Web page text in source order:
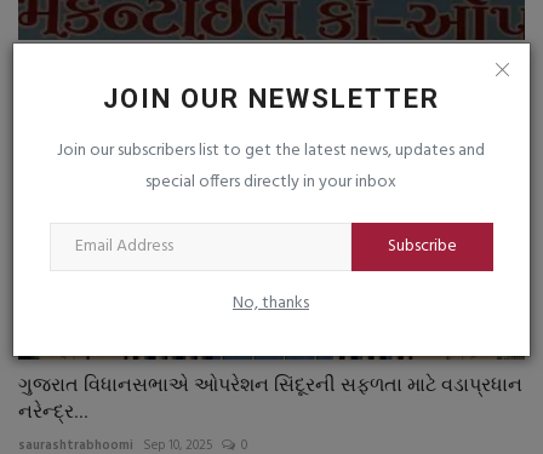
JOIN OUR NEWSLETTER
Join our subscribers list to get the latest news, updates and
special offers directly in your inbox
Subscribe
No, thanks
રાજય સરકાર દ્વારા પોલીસ સ્ટેશનમાં થતી અરજીઓનાં ઝડપી
નિકાલ...
ગુજરાત વિધાનસભાએ ઓપરેશન સિંદૂરની સફળતા માટે વડાપ્રધાન
નરેન્દ્ર...
saurashtrabhoomi Sep 10, 2025 0